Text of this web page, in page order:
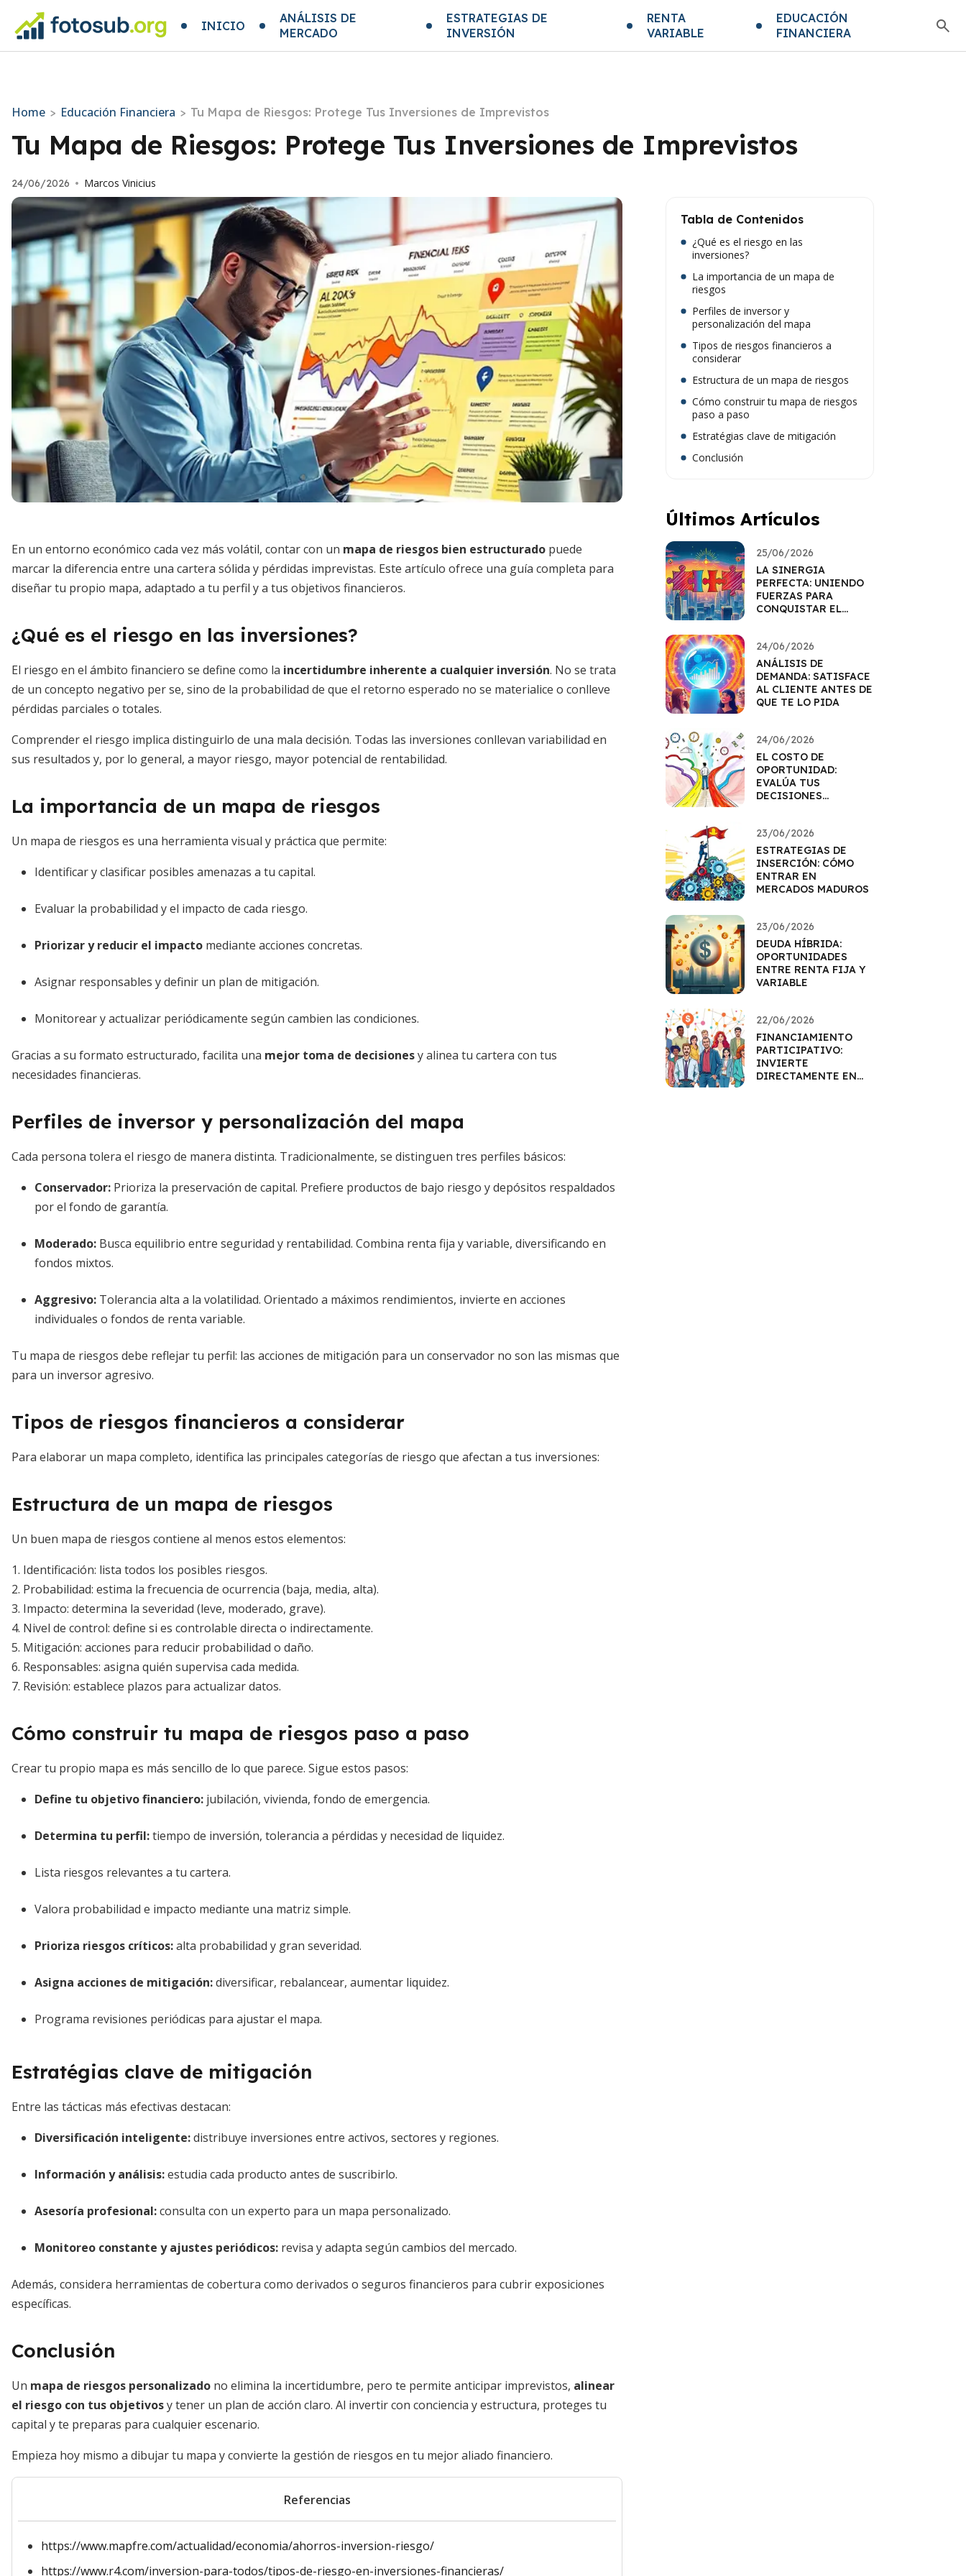
INICIO
ANÁLISIS DE
MERCADO
ESTRATEGIAS DE
INVERSIÓN
RENTA
VARIABLE
EDUCACIÓN
FINANCIERA
Home > Educación Financiera > Tu Mapa de Riesgos: Protege Tus Inversiones de Imprevistos
Tu Mapa de Riesgos: Protege Tus Inversiones de Imprevistos
24/06/2026 • Marcos Vinicius
En un entorno económico cada vez más volátil, contar con un mapa de riesgos bien estructurado puede
marcar la diferencia entre una cartera sólida y pérdidas imprevistas. Este artículo ofrece una guía completa para
diseñar tu propio mapa, adaptado a tu perfil y a tus objetivos financieros.
¿Qué es el riesgo en las inversiones?
El riesgo en el ámbito financiero se define como la incertidumbre inherente a cualquier inversión. No se trata
de un concepto negativo per se, sino de la probabilidad de que el retorno esperado no se materialice o conlleve
pérdidas parciales o totales.
Comprender el riesgo implica distinguirlo de una mala decisión. Todas las inversiones conllevan variabilidad en
sus resultados y, por lo general, a mayor riesgo, mayor potencial de rentabilidad.
La importancia de un mapa de riesgos
Un mapa de riesgos es una herramienta visual y práctica que permite:
Identificar y clasificar posibles amenazas a tu capital.
Evaluar la probabilidad y el impacto de cada riesgo.
Priorizar y reducir el impacto mediante acciones concretas.
Asignar responsables y definir un plan de mitigación.
Monitorear y actualizar periódicamente según cambien las condiciones.
Gracias a su formato estructurado, facilita una mejor toma de decisionesy alinea tu cartera con tus
necesidades financieras.
Perfiles de inversor y personalización del mapa
Cada persona tolera el riesgo de manera distinta. Tradicionalmente, se distinguen tres perfiles básicos:
Conservador: Prioriza la preservación de capital. Prefiere productos de bajo riesgo y depósitos respaldados
por el fondo de garantía.
Moderado: Busca equilibrio entre seguridad y rentabilidad. Combina renta fija y variable, diversificando en
fondos mixtos.
Aggresivo: Tolerancia alta a la volatilidad. Orientado a máximos rendimientos, invierte en acciones
individuales o fondos de renta variable.
Tu mapa de riesgos debe reflejar tu perfil: las acciones de mitigación para un conservador no son las mismas que
para un inversor agresivo.
Tipos de riesgos financieros a considerar
Para elaborar un mapa completo, identifica las principales categorías de riesgo que afectan a tus inversiones:
Estructura de un mapa de riesgos
Un buen mapa de riesgos contiene al menos estos elementos:
1. Identificación: lista todos los posibles riesgos.
2. Probabilidad: estima la frecuencia de ocurrencia (baja, media, alta).
3. Impacto: determina la severidad (leve, moderado, grave).
4. Nivel de control: define si es controlable directa o indirectamente.
5. Mitigación: acciones para reducir probabilidad o daño.
6. Responsables: asigna quién supervisa cada medida.
7. Revisión: establece plazos para actualizar datos.
Cómo construir tu mapa de riesgos paso a paso
Crear tu propio mapa es más sencillo de lo que parece. Sigue estos pasos:
Define tu objetivo financiero: jubilación, vivienda, fondo de emergencia.
Determina tu perfil:tiempo de inversión, tolerancia a pérdidas y necesidad de liquidez.
Lista riesgos relevantes a tu cartera.
Valora probabilidad e impacto mediante una matriz simple.
Prioriza riesgos críticos:alta probabilidad y gran severidad.
Asigna acciones de mitigación:diversificar, rebalancear, aumentar liquidez.
Programa revisiones periódicas para ajustar el mapa.
Estratégias clave de mitigación
Entre las tácticas más efectivas destacan:
Diversificación inteligente:distribuye inversiones entre activos, sectores y regiones.
Información y análisis:estudia cada producto antes de suscribirlo.
Asesoría profesional:consulta con un experto para un mapa personalizado.
Monitoreo constante y ajustes periódicos: revisa y adapta según cambios del mercado.
Además, considera herramientas de cobertura como derivados o seguros financieros para cubrir exposiciones
específicas.
Conclusión
Un mapa de riesgos personalizado no elimina la incertidumbre, pero te permite anticipar imprevistos, alinear
el riesgo con tus objetivosy tener un plan de acción claro. Al invertir con conciencia y estructura, proteges tu
capital y te preparas para cualquier escenario.
Empieza hoy mismo a dibujar tu mapa y convierte la gestión de riesgos en tu mejor aliado financiero.
Referencias
https://www.mapfre.com/actualidad/economia/ahorros-inversion-riesgo/
https://www.r4.com/inversion-para-todos/tipos-de-riesgo-en-inversiones-financieras/
Tabla de Contenidos
¿Qué es el riesgo en las
inversiones?
La importancia de un mapa de
riesgos
Perfiles de inversor y
personalización del mapa
Tipos de riesgos financieros a
considerar
Estructura de un mapa de riesgos
Cómo construir tu mapa de riesgos
paso a paso
Estratégias clave de mitigación
Conclusión
Últimos Artículos
25/06/2026
LA SINERGIA
PERFECTA: UNIENDO
FUERZAS PARA
CONQUISTAR EL
24/06/2026
ANÁLISIS DE
DEMANDA: SATISFACE
AL CLIENTE ANTES DE
QUE TE LO PIDA
24/06/2026
EL COSTO DE
OPORTUNIDAD:
EVALÚA TUS
DECISIONES
23/06/2026
ESTRATEGIAS DE
INSERCIÓN: CÓMO
ENTRAR EN
MERCADOS MADUROS
23/06/2026
DEUDA HÍBRIDA:
OPORTUNIDADES
ENTRE RENTA FIJA Y
VARIABLE
22/06/2026
FINANCIAMIENTO
PARTICIPATIVO:
INVIERTE
DIRECTAMENTE EN